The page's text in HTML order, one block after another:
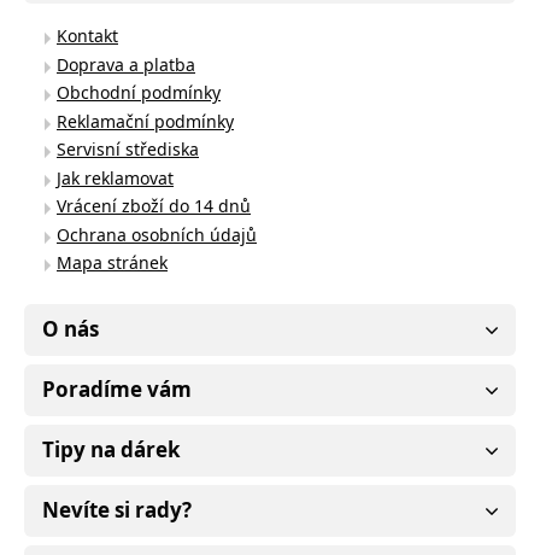
Kontakt
Doprava a platba
Obchodní podmínky
Reklamační podmínky
Servisní střediska
Jak reklamovat
Vrácení zboží do 14 dnů
Ochrana osobních údajů
Mapa stránek
O nás
Poradíme vám
Tipy na dárek
Nevíte si rady?